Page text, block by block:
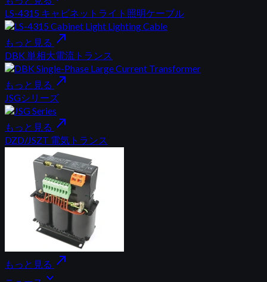
LS-4315 キャビネットライト照明ケーブル
もっと見る north_east
DBK 単相大電流トランス
もっと見る north_east
JSGシリーズ
もっと見る north_east
DZD/JSZT 電気トランス
もっと見る north_east
expand_more